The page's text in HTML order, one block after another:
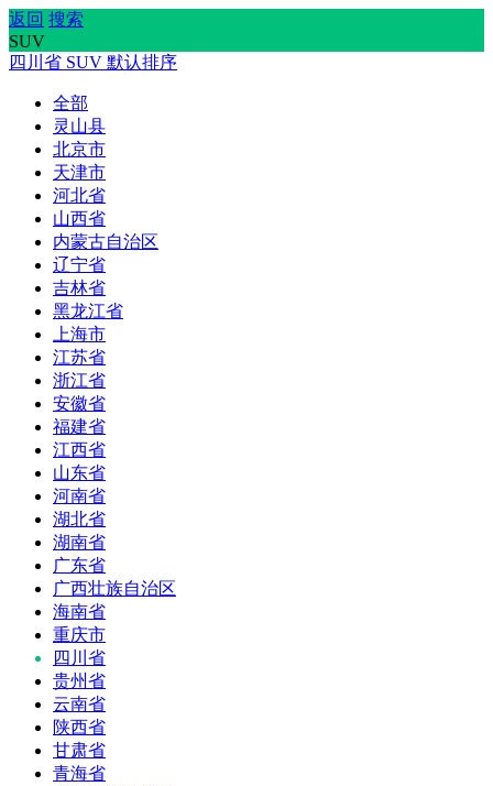
返回 搜索
SUV
四川省 SUV 默认排序
全部
灵山县
北京市
天津市
河北省
山西省
内蒙古自治区
辽宁省
吉林省
黑龙江省
上海市
江苏省
浙江省
安徽省
福建省
江西省
山东省
河南省
湖北省
湖南省
广东省
广西壮族自治区
海南省
重庆市
四川省
贵州省
云南省
陕西省
甘肃省
青海省